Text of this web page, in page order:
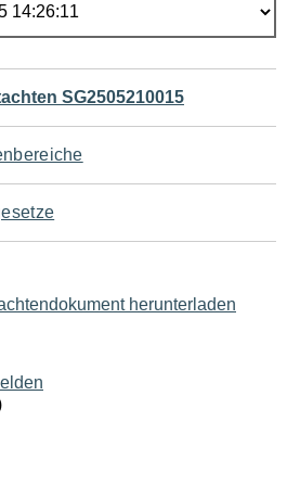
SG2505210015
herunterladen